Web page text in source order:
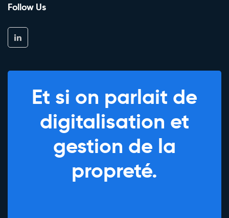
Follow Us
Et si on parlait de
digitalisation et
gestion de la
propreté.